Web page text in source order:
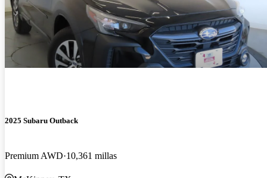
2025 Subaru Outback
Premium AWD 10,361 millas